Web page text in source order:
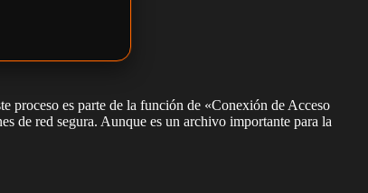
proceso es parte de la función de «Conexión de Acceso
de red segura. Aunque es un archivo importante para la